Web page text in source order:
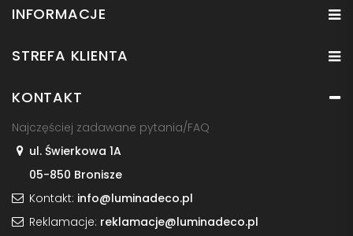
INFORMACJE
STREFA KLIENTA
KONTAKT
Najczęściej zadawane pytania/FAQ
ul. Świerkowa 1A
05-850 Bronisze
Kontakt: info@luminadeco.pl
Reklamacje: reklamacje@luminadeco.pl